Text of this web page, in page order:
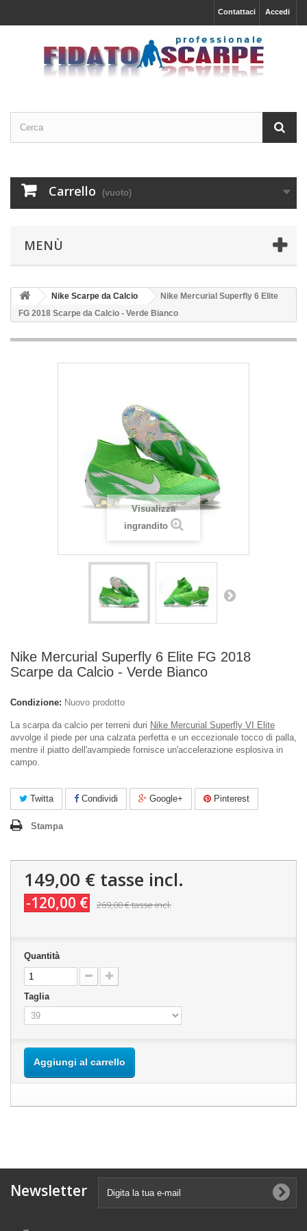
Accedi
Contattaci
Carrello (vuoto)
MENÙ
Nike Scarpe da Calcio
Nike Mercurial Superfly 6 Elite
FG 2018 Scarpe da Calcio - Verde Bianco
Visualizza
ingrandito
Nike Mercurial Superfly 6 Elite FG 2018
Scarpe da Calcio - Verde Bianco
Condizione: Nuovo prodotto
La scarpa da calcio per terreni duri Nike Mercurial Superfly VI Elite
avvolge il piede per una calzata perfetta e un eccezionale tocco di palla,
mentre il piatto dell'avampiede fornisce un'accelerazione esplosiva in
campo.
Twitta Condividi Google+ Pinterest
Stampa
149,00 € tasse incl.
-120,00 € 269,00 €tasse incl.
Quantità
Taglia
Aggiungi al carrello
Newsletter